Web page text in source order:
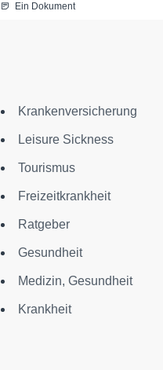
Ein Dokument
Krankenversicherung
Leisure Sickness
Tourismus
Freizeitkrankheit
Ratgeber
Gesundheit
Medizin, Gesundheit
Krankheit